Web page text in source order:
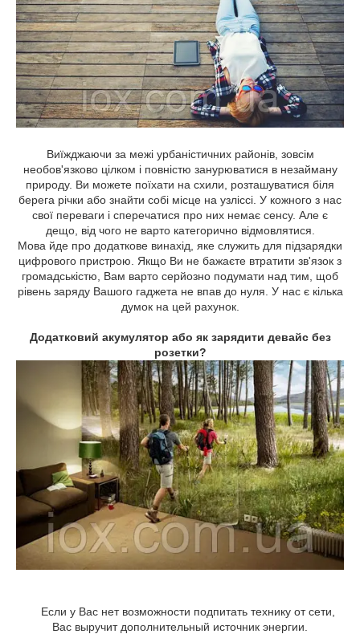
Виїжджаючи за межі урбаністичних районів, зовсім
необов'язково цілком і повністю занурюватися в незайману
природу. Ви можете поїхати на схили, розташуватися біля
берега річки або знайти собі місце на узліссі. У кожного з нас
свої переваги і сперечатися про них немає сенсу. Але є
дещо, від чого не варто категорично відмовлятися.
Мова йде про додаткове винахід, яке служить для підзарядки
цифрового пристрою. Якщо Ви не бажаєте втратити зв'язок з
громадськістю, Вам варто серйозно подумати над тим, щоб
рівень заряду Вашого гаджета не впав до нуля. У нас є кілька
думок на цей рахунок.
Додатковий акумулятор або як зарядити девайс без
розетки?
Если у Вас нет возможности подпитать технику от сети,
Вас выручит дополнительный источник энергии.